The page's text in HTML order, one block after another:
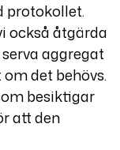
protokollet.
också åtgärda
aggregat
det behövs.
besiktigar
att den